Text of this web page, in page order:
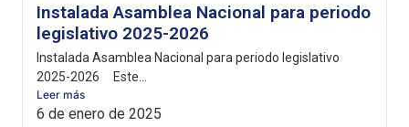
Instalada Asamblea Nacional para periodo
legislativo 2025-2026
Instalada Asamblea Nacional para periodo legislativo
2025-2026 Este...
Leer más
6 de enero de 2025